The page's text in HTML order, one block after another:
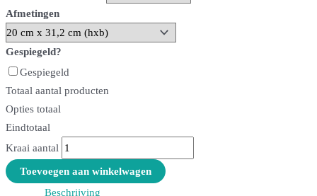
Afmetingen
Gespiegeld?
Gespiegeld
Totaal aantal producten
Opties totaal
Eindtotaal
Kraai aantal
Toevoegen aan winkelwagen
Beschrijving